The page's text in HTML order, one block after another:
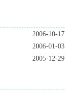
2006-10-17
2006-01-03
2005-12-29